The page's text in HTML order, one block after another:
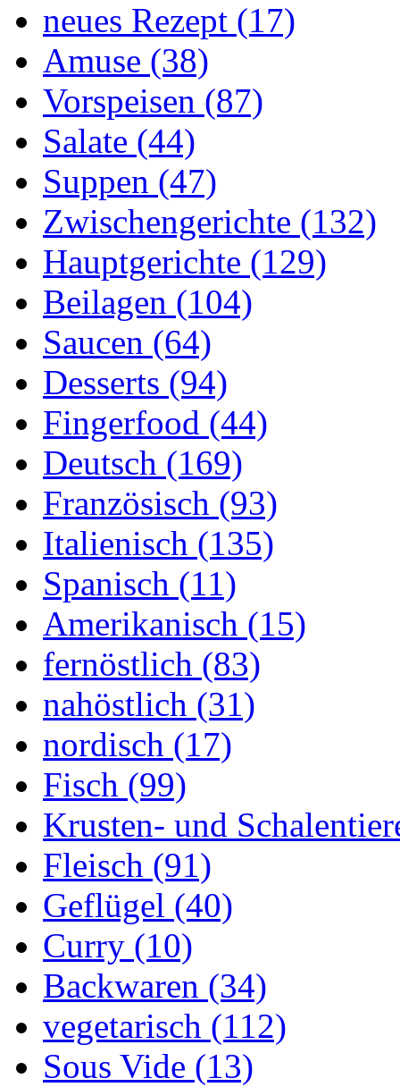
neues Rezept (17)
Amuse (38)
Vorspeisen (87)
Salate (44)
Suppen (47)
Zwischengerichte (132)
Hauptgerichte (129)
Beilagen (104)
Saucen (64)
Desserts (94)
Fingerfood (44)
Deutsch (169)
Französisch (93)
Italienisch (135)
Spanisch (11)
Amerikanisch (15)
fernöstlich (83)
nahöstlich (31)
nordisch (17)
Fisch (99)
Krusten- und
Fleisch (91)
Geflügel (40)
Curry (10)
Backwaren (34)
vegetarisch (112)
Sous Vide (13)